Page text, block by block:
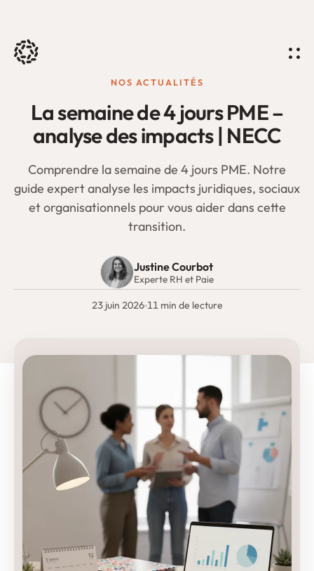
NOS ACTUALITÉS
La semaine de 4 jours PME –
analyse des impacts | NECC
Comprendre la semaine de 4 jours PME. Notre
guide expert analyse les impacts juridiques, sociaux
et organisationnels pour vous aider dans cette
transition.
Justine Courbot
Experte RH et Paie
23 juin 2026 11 min de lecture